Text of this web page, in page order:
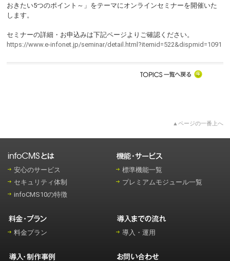
おきたい5つのポイント～」をテーマにオンラインセミナーを開催いた
します。
セミナーの詳細・お申込みは下記ページよりご確認ください。
https://www.e-infonet.jp/seminar/detail.html?itemid=522&dispmid=1091
▲ページの一番上へ
安心のサービス
セキュリティ体制
infoCMS10の特徴
標準機能一覧
プレミアムモジュール一覧
料金プラン 導入・運用